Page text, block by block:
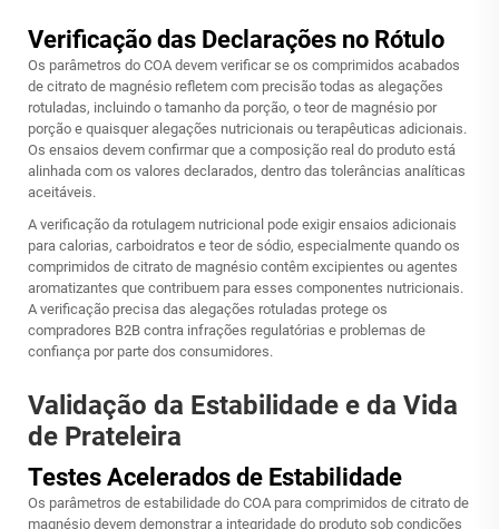
Verificação das Declarações no Rótulo
Os parâmetros do COA devem verificar se os comprimidos acabados
de citrato de magnésio refletem com precisão todas as alegações
rotuladas, incluindo o tamanho da porção, o teor de magnésio por
porção e quaisquer alegações nutricionais ou terapêuticas adicionais.
Os ensaios devem confirmar que a composição real do produto está
alinhada com os valores declarados, dentro das tolerâncias analíticas
aceitáveis.
A verificação da rotulagem nutricional pode exigir ensaios adicionais
para calorias, carboidratos e teor de sódio, especialmente quando os
comprimidos de citrato de magnésio contêm excipientes ou agentes
aromatizantes que contribuem para esses componentes nutricionais.
A verificação precisa das alegações rotuladas protege os
compradores B2B contra infrações regulatórias e problemas de
confiança por parte dos consumidores.
Validação da Estabilidade e da Vida
de Prateleira
Testes Acelerados de Estabilidade
Os parâmetros de estabilidade do COA para comprimidos de citrato de
magnésio devem demonstrar a integridade do produto sob condições